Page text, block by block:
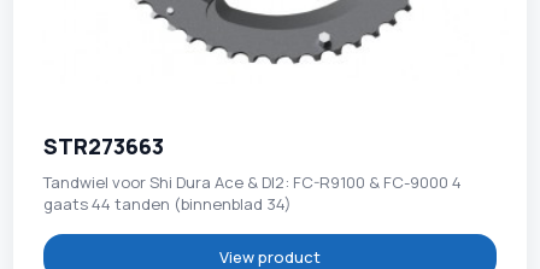
STR273663
Tandwiel voor Shi Dura Ace & DI2: FC-R9100 & FC-9000 4
gaats 44 tanden (binnenblad 34)
View product